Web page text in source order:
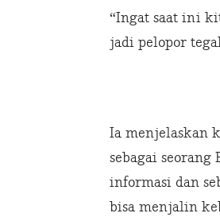
“Ingat saat ini
jadi pelopor
Ia menjelaskan
sebagai
informasi dan
bisa menjalin